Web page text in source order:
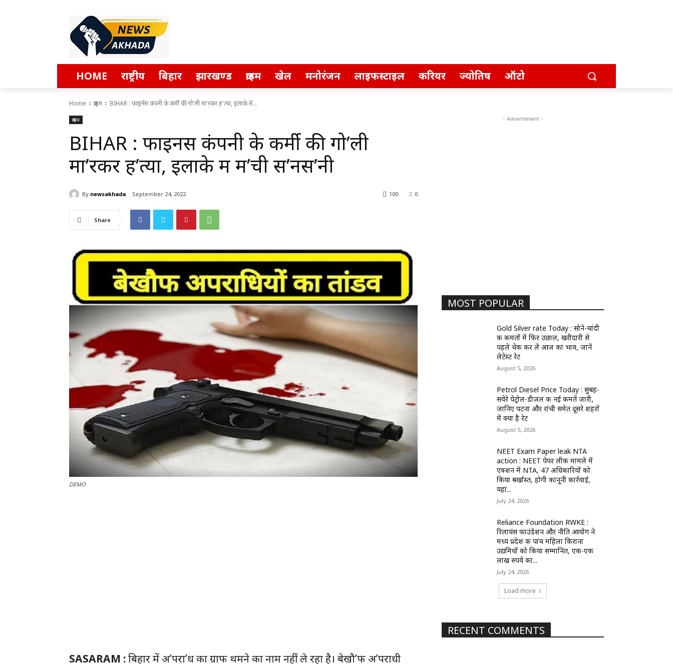
HOME राष्ट्रीय बिहार झारखण्ड क्राइम खेल मनोरंजन लाइफस्टाइल करियर ज्योतिष ऑटो
Home क्राइम BIHAR : फाइनेंस कंपनी के कर्मी की गो'ली मा'रकर ह'त्या, इलाके में...
क्राइम
BIHAR : फाइनेंस कंपनी के कर्मी की गो’ली
मा’रकर ह’त्या, इलाके में म’ची स’नस’नी
By newsakhada September 24, 2022 0
100
Share
DEMO
SASARAM :बिहार में अ’परा’ध का ग्राफ थमने का नाम नहीं ले रहा है। बेखौ’फ अ’पराधी
- Advertisment -
MOST POPULAR
Gold Silver rate Today : सोने-चांदी
की कीमतों में फिर उछाल, खरीदारी से
पहले चेक कर लें आज का भाव, जानें
लेटेस्ट रेट
August 5, 2026
Petrol Diesel Price Today : सुबह-
सवेरे पेट्रोल-डीजल की नई कीमतें जारी,
जानिए पटना और रांची समेत दूसरे शहरों
में क्या है रेट
August 5, 2026
NEET Exam Paper leak NTA
action : NEET पेपर लीक मामले में
एक्शन में NTA, 47 अधिकारियों को
किया बर्खास्त, होगी कानूनी कार्रवाई,
यहां...
July 24, 2026
Reliance Foundation RWKE :
रिलायंस फाउंडेशन और नीति आयोग ने
मध्य प्रदेश की पांच महिला किराना
उद्यमियों को किया सम्मानित, एक-एक
लाख रुपये का...
July 24, 2026
Load more
RECENT COMMENTS